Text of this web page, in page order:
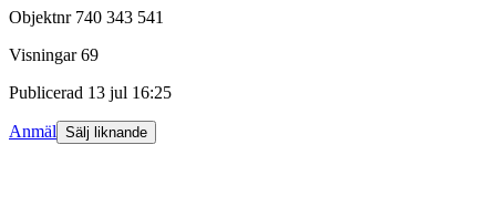
Objektnr 740 343 541
Visningar 69
Publicerad 13 jul 16:25
Anmäl Sälj liknande